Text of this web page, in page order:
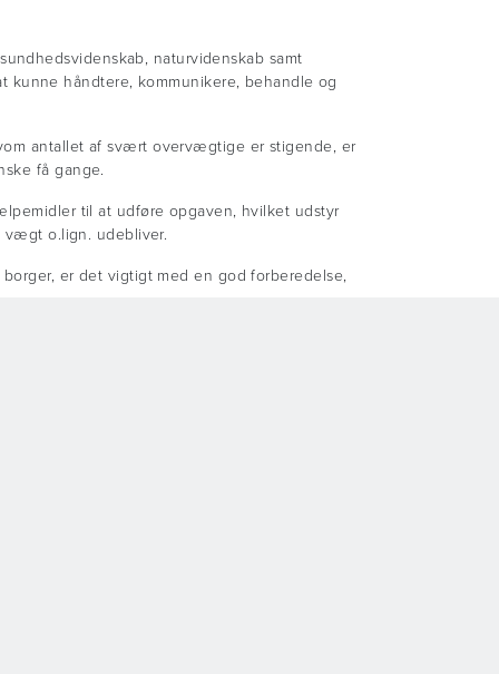
naturvidenskab samt
kunne håndtere, kommunikere, behandle og
antallet af svært overvægtige er stigende, er
få gange.
til at udføre opgaven, hvilket udstyr
vægt o.lign. udebliver.
er det vigtigt med en god forberedelse,